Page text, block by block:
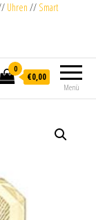
Uhren // Smart
Menü
0
€0,00